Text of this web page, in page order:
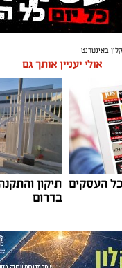
באינטרנט
אולי יעניין אותך גם
העסקים תיקון
בדרום